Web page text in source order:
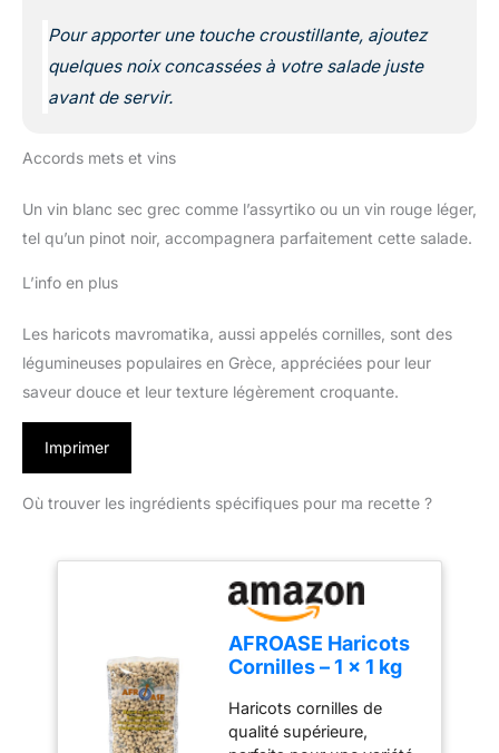
Pour apporter une touche croustillante, ajoutez
quelques noix concassées à votre salade juste
avant de servir.
Accords mets et vins
Un vin blanc sec grec comme l’assyrtiko ou un vin rouge léger,
tel qu’un pinot noir, accompagnera parfaitement cette salade.
L’info en plus
Les haricots mavromatika, aussi appelés cornilles, sont des
légumineuses populaires en Grèce, appréciées pour leur
saveur douce et leur texture légèrement croquante.
Imprimer
Où trouver les ingrédients spécifiques pour ma recette ?
AFROASE Haricots
Cornilles – 1 x 1 kg
Haricots cornilles de
qualité supérieure,